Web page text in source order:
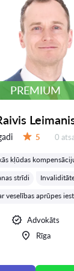
PREMIUM
5 0
kļūdas
strīdi
veselības aprūpes
Advokāts
Rīga